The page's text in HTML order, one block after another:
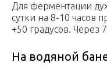
Для ферментации
сутки на 8-10 часов
+50 градусов. Через
На водяной